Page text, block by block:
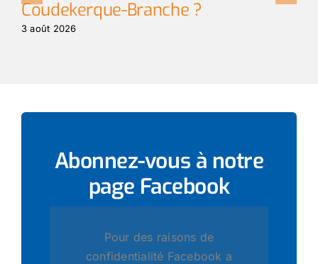
Coudekerque-Branche ?
3 août 2026
Abonnez-vous à notre
page Facebook
Pour des raisons de
confidentialité Facebook a